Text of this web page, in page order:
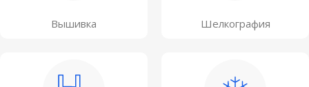
Вышивка Шелкография